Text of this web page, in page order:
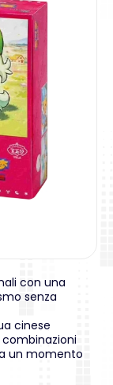
con una
senza
cinese
un momento